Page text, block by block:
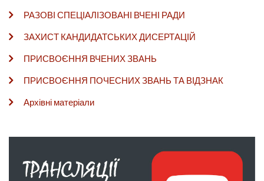
РАЗОВІ СПЕЦІАЛІЗОВАНІ ВЧЕНІ РАДИ
ЗАХИСТ КАНДИДАТСЬКИХ ДИСЕРТАЦІЙ
ПРИСВОЄННЯ ВЧЕНИХ ЗВАНЬ
ПРИСВОЄННЯ ПОЧЕСНИХ ЗВАНЬ ТА ВІДЗНАК
Архівні матеріали